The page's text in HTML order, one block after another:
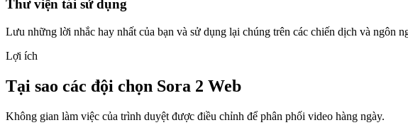
Thư viện tái sử dụng
Lưu những lời nhắc hay nhất của bạn và sử dụng lại chúng trên các chiến dịch và ngôn
Lợi ích
Tại sao các đội chọn Sora 2 Web
Không gian làm việc của trình duyệt được điều chỉnh để phân phối video hàng ngày.